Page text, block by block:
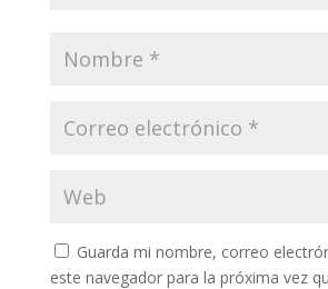
Guarda mi nombre, correo
este navegador para la próxima vez